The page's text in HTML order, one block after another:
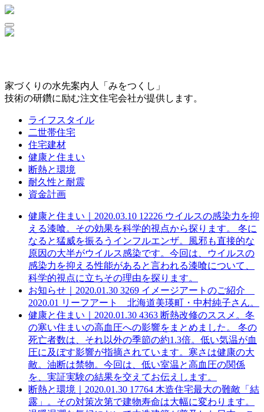
家づくりの水先案内人「みをつくし」
技術の研鑽に励む注文住宅会社が提供します。
ライフスタイル
二世帯住宅
住宅建材
健康と住まい
断熱と環境
耐久性と耐震
資金計画
健康と住まい｜ 2020.03.10 12226 ウイルスの感染力を抑
える漆喰。その効果を科学的視点から探ります。
冬に
なると猛威を振るうインフルエンザ。風邪も直接的な
原因の大半がウイルス感染です。今回は、ウイルスの
感染力を抑える性能があると言われる漆喰について、
科学的視点に立ちその理由を探ります。
お知らせ｜ 2020.01.30 3269 イメージアートのご紹介
2020.01 リーフアート 北海道美瑛町・中村純子さん。
健康と住まい｜ 2020.01.30 4363 断熱改修のススメ。冬
の寒い住まいの高血圧への影響をまとめました。
冬の
死亡者数は、それ以外の季節の約1.3倍。低い気温が血
圧に及ぼす影響が指摘されています。寒さは健康の大
敵。油断は禁物。今回は、低い室温と高血圧の関係
を、実証実験の結果を交えてお伝えします。
断熱と環境｜ 2020.01.30 17764 木造住宅最大の難敵「結
露」。その対策次第で建物寿命は大幅に変わります。